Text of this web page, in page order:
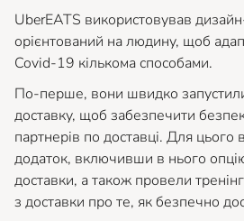
UberEATS використовував
орієнтований на людину, щоб
Covid-19 кількома способами.
По-перше, вони швидко
доставку, щоб забезпечити
партнерів по доставці. Для цього
додаток, включивши в нього
доставки, а також провели
з доставки про те, як безпечно